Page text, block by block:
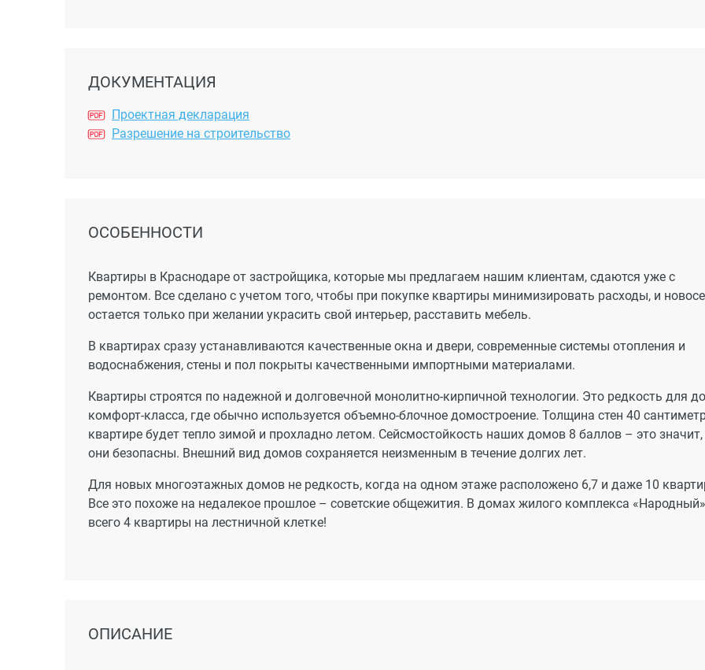
ДОКУМЕНТАЦИЯ
Проектная декларация
Разрешение на строительство
ОСОБЕННОСТИ
Квартиры в Краснодаре от застройщика, которые мы предлагаем нашим клиентам, сдаются уже с
ремонтом. Все сделано с учетом того, чтобы при покупке квартиры минимизировать расходы, и
остается только при желании украсить свой интерьер, расставить мебель.
В квартирах сразу устанавливаются качественные окна и двери, современные системы отопления и
водоснабжения, стены и пол покрыты качественными импортными материалами.
Квартиры строятся по надежной и долговечной монолитно-кирпичной технологии. Это редкость для
комфорт-класса, где обычно используется объемно-блочное домостроение. Толщина стен 40
квартире будет тепло зимой и прохладно летом. Сейсмостойкость наших домов 8 баллов – это значит,
они безопасны. Внешний вид домов сохраняется неизменным в течение долгих лет.
Для новых многоэтажных домов не редкость, когда на одном этаже расположено 6,7 и даже 10
Все это похоже на недалекое прошлое – советские общежития. В домах жилого комплекса «Народный»
всего 4 квартиры на лестничной клетке!
ОПИСАНИЕ